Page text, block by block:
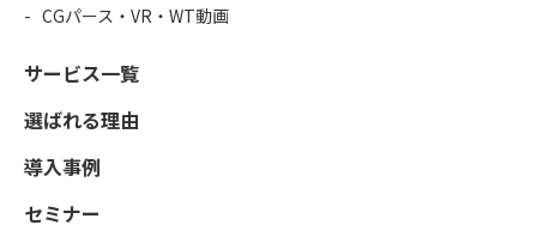
CGパース・VR・WT動画
サービス一覧
選ばれる理由
導入事例
セミナー